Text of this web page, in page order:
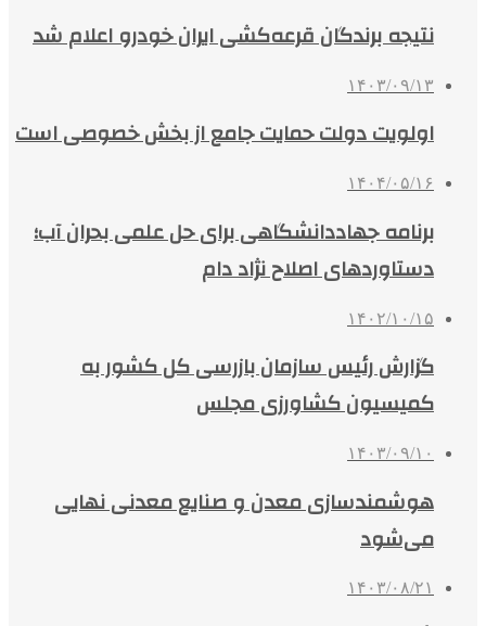
نتیجه برندگان قرعه‌کشی ایران خودرو اعلام شد
۱۴۰۳/۰۹/۱۳
اولویت دولت حمایت جامع از بخش خصوصی است
۱۴۰۴/۰۵/۱۶
برنامه جهاددانشگاهی برای حل علمی بحران آب؛
دستاوردهای اصلاح نژاد دام
۱۴۰۲/۱۰/۱۵
گزارش رئیس سازمان بازرسی کل کشور به
کمیسیون کشاورزی مجلس
۱۴۰۳/۰۹/۱۰
هوشمندسازی معدن و صنایع معدنی نهایی
می‌شود
۱۴۰۳/۰۸/۲۱